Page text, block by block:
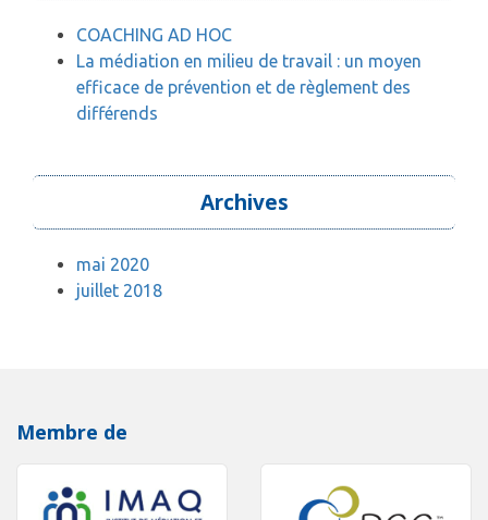
COACHING AD HOC
La médiation en milieu de travail : un moyen
efficace de prévention et de règlement des
différends
Archives
mai 2020
juillet 2018
Membre de